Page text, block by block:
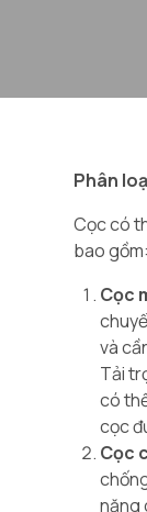
Phân
Cọc có
bao gồm:
Cọc
và
Tải
có
cọc
Cọc
năng